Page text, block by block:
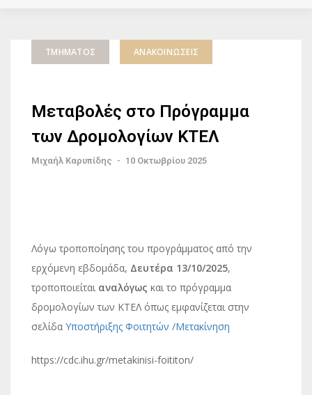
ΤΜΉΜΑΤΟΣ ΑΝΑΚΟΙΝΏΣΕΙΣ
Μεταβολές στο Πρόγραμμα
των Δρομολογίων ΚΤΕΛ
Μιχαήλ Καρυπίδης - 10 Οκτωβρίου 2025
Λόγω τροποποίησης του προγράμματος από την
ερχόμενη εβδομάδα, Δευτέρα 13/10/2025,
τροποποιείται αναλόγως και το πρόγραμμα
δρομολογίων των ΚΤΕΛ όπως εμφανίζεται στην
σελίδα Υποστήριξης Φοιτητών /Μετακίνηση
https://cdc.ihu.gr/metakinisi-foititon/